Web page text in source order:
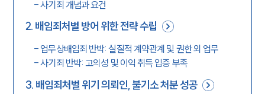
-사기죄 개념과 요건
2. 배임죄처벌 방어 위한 전략 수립
- 업무상배임죄 반박: 실질적 계약관계 및 권한 외 업무
-사기죄 반박: 고의성 및 이익 취득 입증 부족
3. 배임죄처벌 위기 의뢰인, 불기소 처분 성공